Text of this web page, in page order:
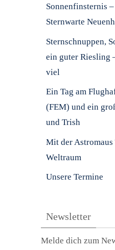
Sonnenfinsternis
Sternwarte
Sternschnuppen,
ein guter Riesling
viel
Ein Tag am
(FEM) und ein
und Trish
Mit der Astromaus
Weltraum
Unsere Termine
Newsletter
Melde dich zum